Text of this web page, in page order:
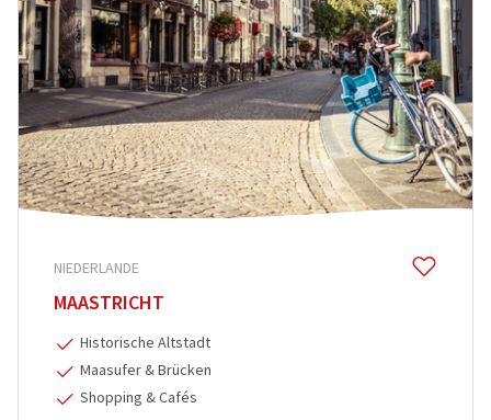
NIEDERLANDE
MAASTRICHT
Historische Altstadt
Maasufer & Brücken
Shopping & Cafés